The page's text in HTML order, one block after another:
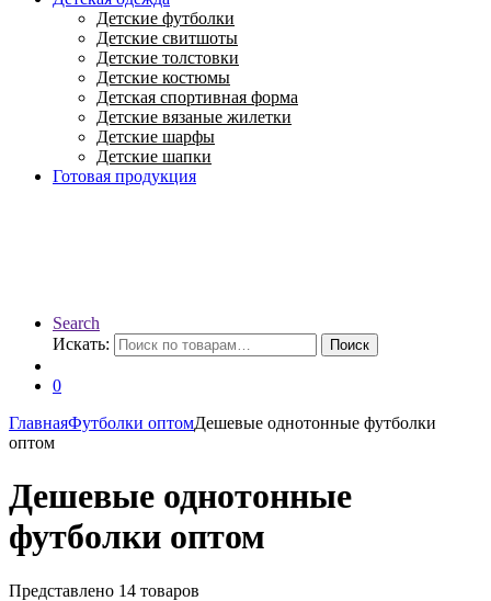
Детские футболки
Детские свитшоты
Детские толстовки
Детские костюмы
Детская спортивная форма
Детские вязаные жилетки
Детские шарфы
Детские шапки
Готовая продукция
Search
Искать:
Поиск
0
ГлавнаяФутболки оптомДешевые однотонные футболки
оптом
Дешевые однотонные
футболки оптом
Представлено 14 товаров